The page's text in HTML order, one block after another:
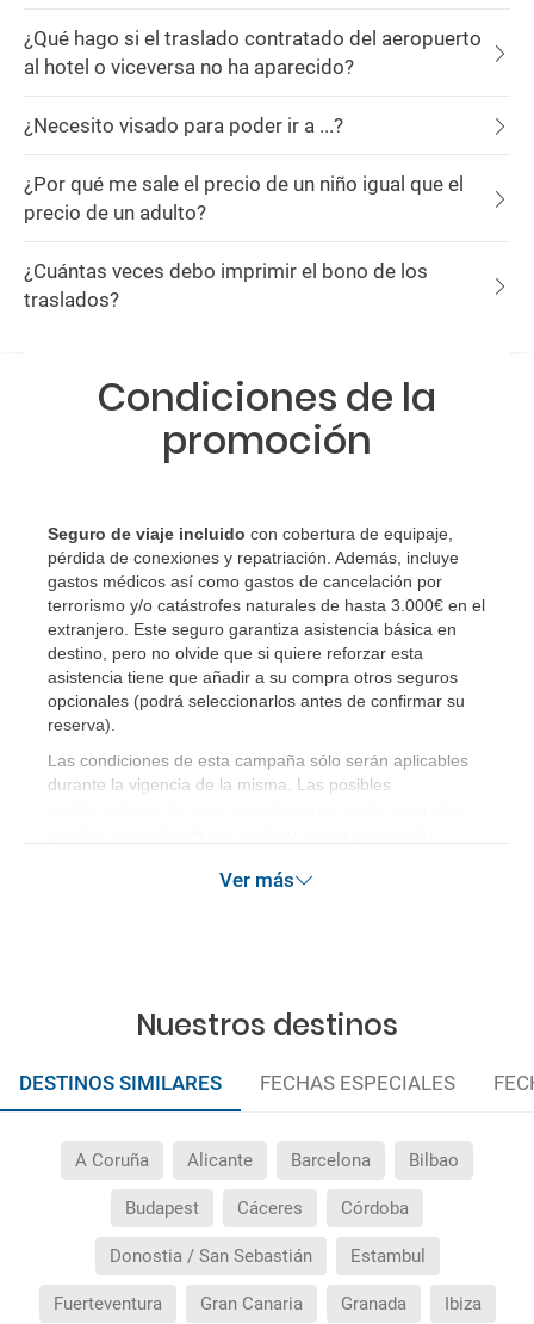
¿Qué hago si el traslado contratado del aeropuerto
al hotel o viceversa no ha aparecido?
¿Necesito visado para poder ir a ...?
¿Por qué me sale el precio de un niño igual que el
precio de un adulto?
¿Cuántas veces debo imprimir el bono de los
traslados?
Condiciones de la
promoción
Seguro de viaje incluido con cobertura de equipaje,
pérdida de conexiones y repatriación. Además, incluye
gastos médicos así como gastos de cancelación por
terrorismo y/o catástrofes naturales de hasta 3.000€ en el
extranjero. Este seguro garantiza asistencia básica en
destino, pero no olvide que si quiere reforzar esta
asistencia tiene que añadir a su compra otros seguros
opcionales (podrá seleccionarlos antes de confirmar su
reserva)
Las condiciones de esta campaña sólo serán aplicables
durante la vigencia de la misma. Las posibles
Ver más
Nuestros destinos
DESTINOS SIMILARES FECHAS ESPECIALES
A Coruña Alicante Barcelona Bilbao
Budapest Cáceres Córdoba
Donostia / San Sebastián Estambul
Fuerteventura Gran Canaria Granada Ibiza